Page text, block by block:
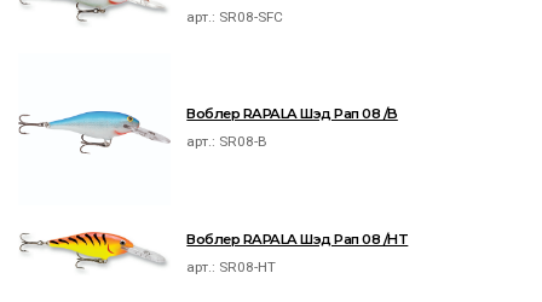
арт.: SR08-SFC
Воблер RAPALA Шэд Рап 08 /B
арт.: SR08-B
Воблер RAPALA Шэд Рап 08 /HT
арт.: SR08-HT